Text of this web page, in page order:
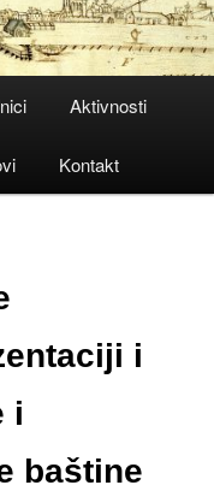
Aktivnosti
Kontakt
i
i
baštine